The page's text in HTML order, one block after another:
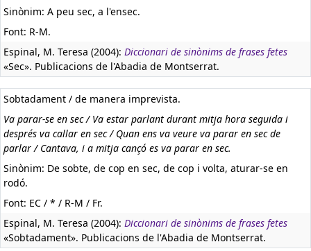
Sinònim: A peu sec, a l'ensec.
Font: R-M.
Espinal, M. Teresa (2004): Diccionari de sinònims de frases fetes
«Sec». Publicacions de l'Abadia de Montserrat.
Sobtadament / de manera imprevista.
Va parar-se en sec / Va estar parlant durant mitja hora seguida i
després va callar en sec / Quan ens va veure va parar en sec de
parlar / Cantava, i a mitja cançó es va parar en sec.
Sinònim: De sobte, de cop en sec, de cop i volta, aturar-se en
rodó.
Font: EC / * / R-M / Fr.
Espinal, M. Teresa (2004): Diccionari de sinònims de frases fetes
«Sobtadament». Publicacions de l'Abadia de Montserrat.